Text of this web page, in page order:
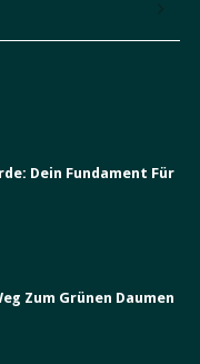
Dein Fundament Für
Zum Grünen Daumen